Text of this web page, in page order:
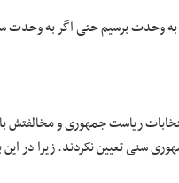
به وحدت برسیم حتی اگر به
ریاست جمهوری و